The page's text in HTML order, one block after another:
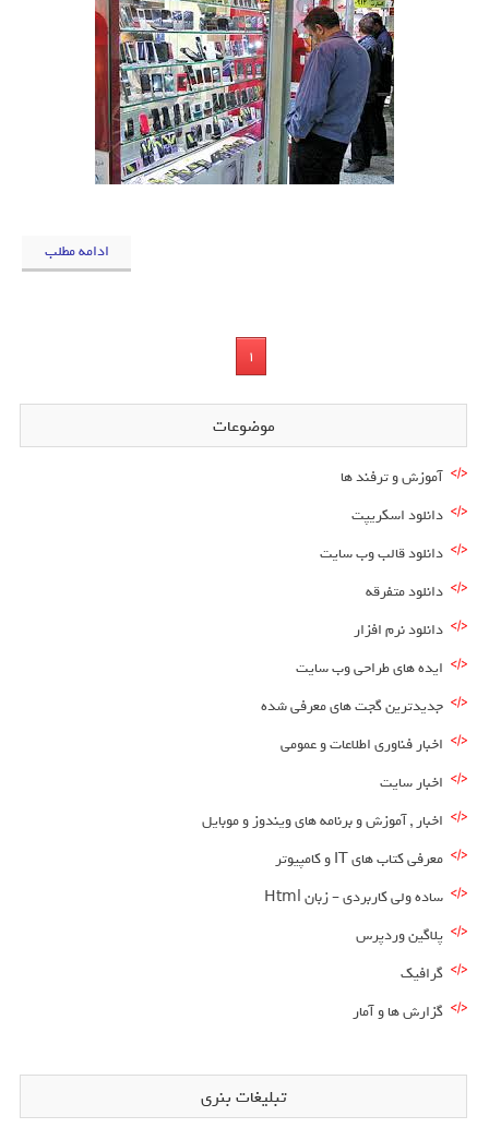
ادامه مطلب
1
موضوعات
آموزش و ترفند ها
دانلود اسکریپت
دانلود قالب وب سایت
دانلود متفرقه
دانلود نرم افزار
ایده های طراحی وب سایت
جدیدترین گجت های معرفی شده
اخبار فناوری اطلاعات و عمومی
اخبار سایت
اخبار , آموزش و برنامه های ویندوز و موبایل
معرفی کتاب های IT و کامپیوتر
ساده ولی کاربردی – زبان Html
پلاگین وردپرس
گرافیک
گزارش ها و آمار
تبلیغات بنری